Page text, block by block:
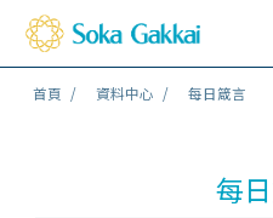
首頁 資料中心 每日箴言
每